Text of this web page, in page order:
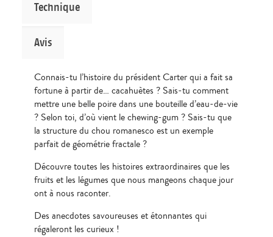
Technique
Avis
Connais-tu l’histoire du président Carter qui a fait sa
fortune à partir de… cacahuètes ? Sais-tu comment
mettre une belle poire dans une bouteille d’eau-de-vie
? Selon toi, d’où vient le chewing-gum ? Sais-tu que
la structure du chou romanesco est un exemple
parfait de géométrie fractale ?
Découvre toutes les histoires extraordinaires que les
fruits et les légumes que nous mangeons chaque jour
ont à nous raconter.
Des anecdotes savoureuses et étonnantes qui
régaleront les curieux !